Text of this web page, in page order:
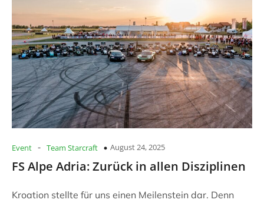
Event - Team Starcraft August 24, 2025
FS Alpe Adria: Zurück in allen Disziplinen
Kroation stellte für uns einen Meilenstein dar. Denn